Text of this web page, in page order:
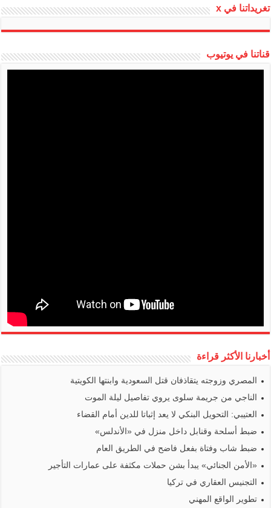
تغريداتنا في x
قناتنا في يوتيوب
أخبارنا الأكثر قراءة
المصري وزوجته يتقاذفان قتل السعودية وابنتها الكويتية
الناجي من جريمة سلوى يروي تفاصيل ليلة الموت
العتيبي: التحويل البنكي لا يعد إثباتا للدين أمام القضاء
ضبط أسلحة وقنابل داخل منزل في «الأندلس»
ضبط شاب وفتاة بفعل فاضح في الطريق العام
«الأمن الجنائي» يبدأ بشن حملات مكثفة على عمارات التأجير
التجنيس العقاري في تركيا
تطوير الواقع المهني